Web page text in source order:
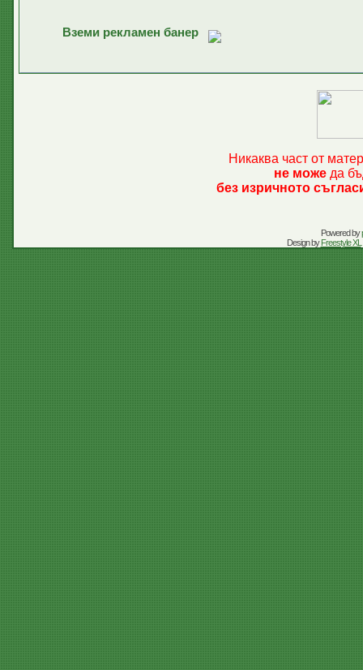
Вземи рекламен банер
Никаква част от
не може да
без изричното
Powered by
Design byFreestyle XL